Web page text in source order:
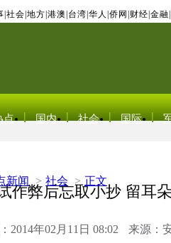
社会 地方 港澳 台湾 华人 侨网 财经 金融
点 国内 社会 国际
新闻 > 社会 > 正文
作弊后忘取小抄 留耳
2014年02月11日 08:02 来源：